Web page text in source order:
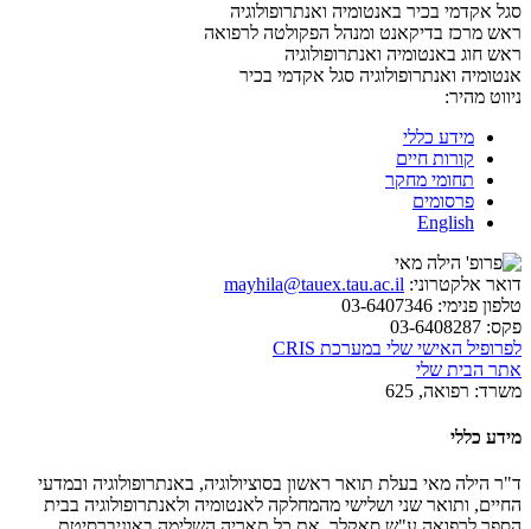
סגל אקדמי בכיר באנטומיה ואנתרופולוגיה
ראש מרכז בדיקאנט ומנהל הפקולטה לרפואה
ראש חוג באנטומיה ואנתרופולוגיה
אנטומיה ואנתרופולוגיה סגל אקדמי בכיר
ניווט מהיר:
מידע כללי
קורות חיים
תחומי מחקר
פרסומים
English
דואר אלקטרוני: mayhila@tauex.tau.ac.il
טלפון פנימי:
פקס:
לפרופיל האישי שלי במערכת CRIS
אתר הבית שלי
משרד: רפואה, 625
מידע כללי
ד"ר הילה מאי בעלת תואר ראשון בסוציולוגיה, באנתרופולוגיה ובמדעי
החיים, ותואר שני ושלישי מהמחלקה לאנטומיה ולאנתרופולוגיה בבית